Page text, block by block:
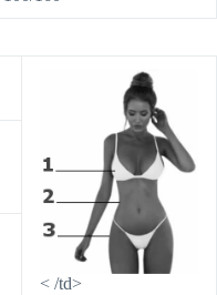
< /td>